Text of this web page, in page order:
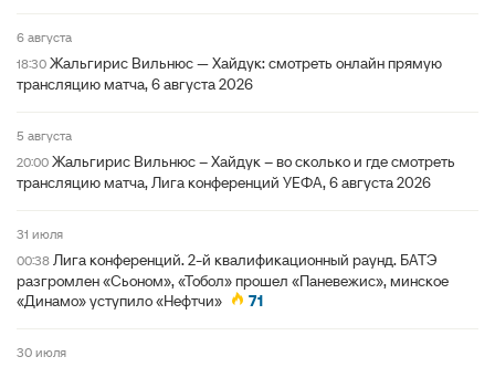
6 августа
18:30 Жальгирис Вильнюс — Хайдук: смотреть онлайн прямую
трансляцию матча, 6 августа 2026
5 августа
20:00 Жальгирис Вильнюс – Хайдук – во сколько и где смотреть
трансляцию матча, Лига конференций УЕФА, 6 августа 2026
31 июля
00:38 Лига конференций. 2-й квалификационный раунд. БАТЭ
разгромлен «Сьоном», «Тобол» прошел «Паневежис», минское
«Динамо» уступило «Нефтчи»
71
30 июля